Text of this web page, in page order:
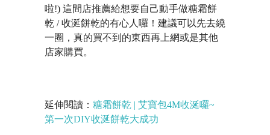
啦!) 這間店推薦給想要自己動手做糖霜餅
乾 / 收涎餅乾的有心人囉！建議可以先去繞
一圈，真的買不到的東西再上網或是其他
店家購買。
延伸閱讀： 糖霜餅乾 | 艾寶包4M收涎囉~
第一次DIY收涎餅乾大成功